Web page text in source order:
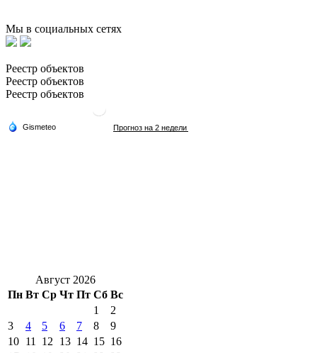
Мы в социальных сетях
Реестр объектов
Реестр объектов
Реестр объектов
Август 2026
Пн Вт Ср Чт Пт Сб Вс
1
2
3
4 5 6 7 8
9
10 11 12 13 14 15 16